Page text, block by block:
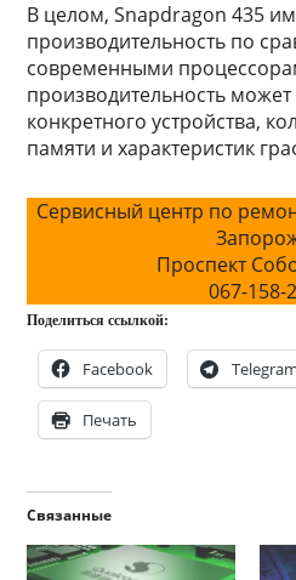
В целом, Snapdragon 435
производительность по
современными
производительность может
конкретного устройства,
памяти и характеристик
Сервисный центр по
Проспект
067-158-
Поделиться ссылкой:
Facebook Telegram
Печать
Связанные